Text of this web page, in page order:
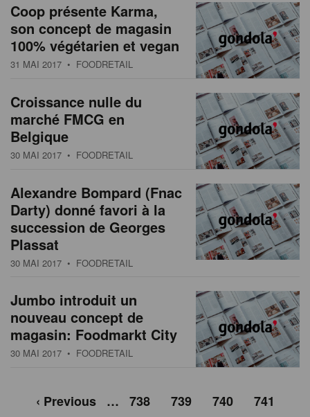
Coop présente Karma,
son concept de magasin
100% végétarien et vegan
31 MAI 2017 • FOODRETAIL
Croissance nulle du
marché FMCG en
Belgique
30 MAI 2017 • FOODRETAIL
Alexandre Bompard (Fnac
Darty) donné favori à la
succession de Georges
Plassat
30 MAI 2017 • FOODRETAIL
Jumbo introduit un
nouveau concept de
magasin: Foodmarkt City
30 MAI 2017 • FOODRETAIL
‹ Previous … 738 739 740 741